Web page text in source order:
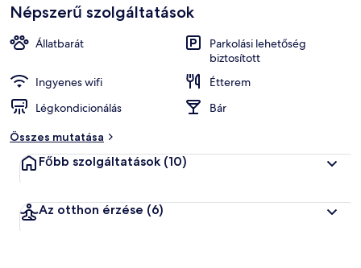
Népszerű szolgáltatások
Állatbarát
Parkolási lehetőség
biztosított
Ingyenes wifi
Étterem
Légkondicionálás
Bár
Összes mutatása
Főbb szolgáltatások (10)
Az otthon érzése (6)